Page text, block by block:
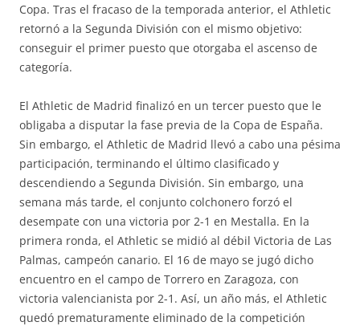
Copa. Tras el fracaso de la temporada anterior, el Athletic
retornó a la Segunda División con el mismo objetivo:
conseguir el primer puesto que otorgaba el ascenso de
categoría.
El Athletic de Madrid finalizó en un tercer puesto que le
obligaba a disputar la fase previa de la Copa de España.
Sin embargo, el Athletic de Madrid llevó a cabo una pésima
participación, terminando el último clasificado y
descendiendo a Segunda División. Sin embargo, una
semana más tarde, el conjunto colchonero forzó el
desempate con una victoria por 2-1 en Mestalla. En la
primera ronda, el Athletic se midió al débil Victoria de Las
Palmas, campeón canario. El 16 de mayo se jugó dicho
encuentro en el campo de Torrero en Zaragoza, con
victoria valencianista por 2-1. Así, un año más, el Athletic
quedó prematuramente eliminado de la competición